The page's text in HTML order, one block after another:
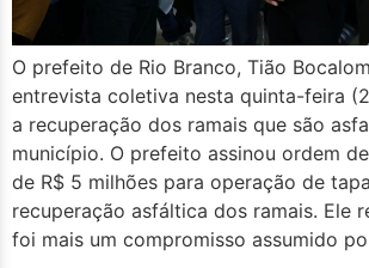
O prefeito de Rio Branco, Tião
entrevista coletiva nesta quinta-feira
a recuperação dos ramais que são
município. O prefeito assinou ordem
de R$ 5 milhões para operação de
recuperação asfáltica dos ramais. Ele
foi mais um compromisso assumido